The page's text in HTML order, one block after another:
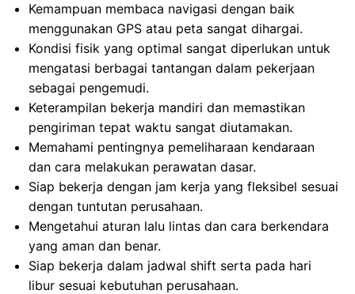
Kemampuan membaca navigasi dengan baik
menggunakan GPS atau peta sangat dihargai.
Kondisi fisik yang optimal sangat diperlukan untuk
mengatasi berbagai tantangan dalam pekerjaan
sebagai pengemudi.
Keterampilan bekerja mandiri dan memastikan
pengiriman tepat waktu sangat diutamakan.
Memahami pentingnya pemeliharaan kendaraan
dan cara melakukan perawatan dasar.
Siap bekerja dengan jam kerja yang fleksibel sesuai
dengan tuntutan perusahaan.
Mengetahui aturan lalu lintas dan cara berkendara
yang aman dan benar.
Siap bekerja dalam jadwal shift serta pada hari
libur sesuai kebutuhan perusahaan.